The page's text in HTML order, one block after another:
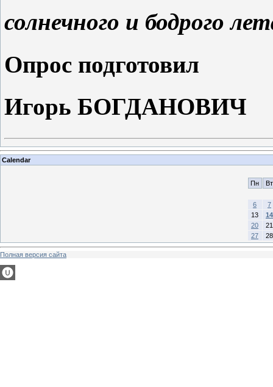
солнечного и бодрого
Опрос подготовил
Игорь БОГДАНОВИЧ
Calendar
Пн Вт
6
7
13
14
20
21
27
28
Полная версия сайта